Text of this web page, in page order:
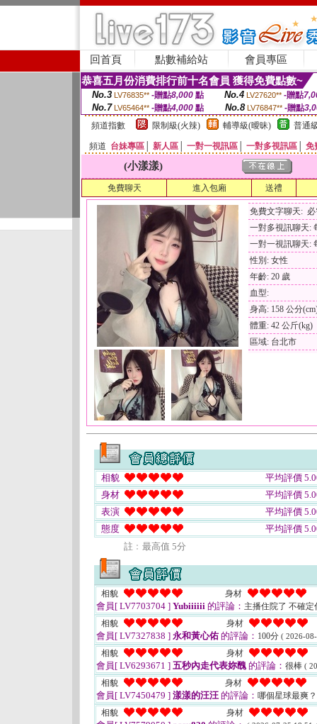
回首頁 點數補給站 會員專區
恭喜五月份消費排行前十名會員 獲得免費點數~
No.3 LV76835** -贈點8,000點 No.4 LV27620** -贈點
No.7 LV65464** -贈點4,000 點 No.8 LV76847** -贈點
頻道指數
限制級(火辣) 輔導級(曖昧) 普通
頻道 台妹專區 新人區 一對一視訊區 一對多視訊區 免
(小漾漾)
免費聊天 進入包廂 送禮
免費文字聊天:
一對多視訊聊天:
一對一視訊聊天:
性別: 女性
年齡: 20 歲
血型:
身高: 158 公分
體重: 42 公斤(kg)
區域: 台北市
相貌
平均評價
身材
平均評價
表演
平均評價
態度
平均評價
註﹕最高值 5分
相貌 身材
會員[ LV7703704 ] Yubiiiiii 的評論： 主播住院了 不確
相貌
身材
會員[ LV7327838 ] 永和黃心佑 的評論： 100分 ( 2026-
相貌 身材
會員[ LV6293671 ] 五秒內走代表妳醜的評論： 很棒 (
相貌 身材
會員[ LV7450479 ] 漾漾的汪汪 的評論： 哪個星球最爽
相貌
身材